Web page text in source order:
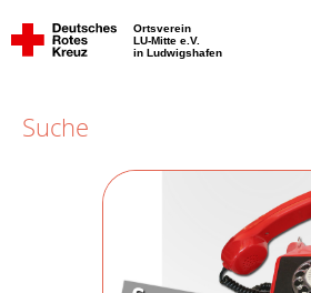
Ortsverein
LU-Mitte e.V.
in Ludwigshafen
Suche